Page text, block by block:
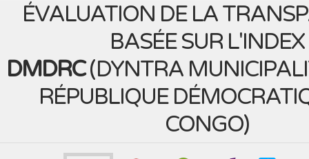
ÉVALUATION DE LA
BASÉE SUR L'INDEX
DMDRC(DYNTRA
RÉPUBLIQUE
CONGO)